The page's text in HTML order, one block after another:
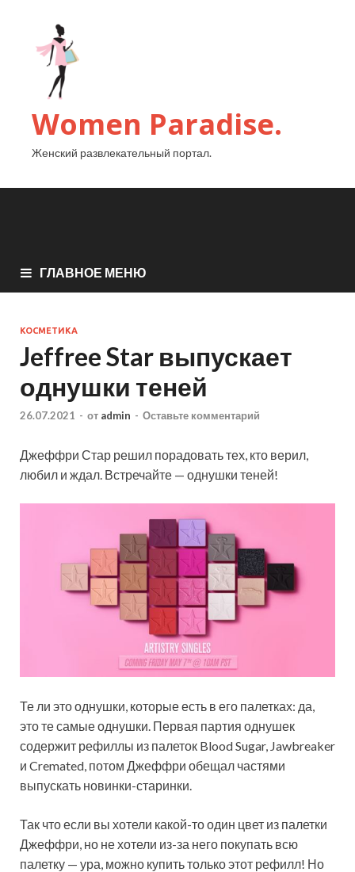
Women Paradise.
Женский развлекательный портал.
ГЛАВНОЕ МЕНЮ
КОСМЕТИКА
Jeffree Star выпускает
однушки теней
26.07.2021 - от admin - Оставьте комментарий
Джеффри Стар решил порадовать тех, кто верил,
любил и ждал. Встречайте — однушки теней!
Те ли это однушки, которые есть в его палетках: да,
это те самые однушки. Первая партия однушек
содержит рефиллы из палеток Blood Sugar, Jawbreaker
и Cremated, потом Джеффри обещал частями
выпускать новинки-старинки.
Так что если вы хотели какой-то один цвет из палетки
Джеффри, но не хотели из-за него покупать всю
палетку — ура, можно купить только этот рефилл! Но